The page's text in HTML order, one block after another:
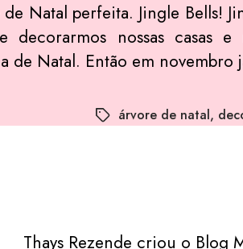
Natal perfeita. Jingle Bells!
decorarmos nossas casas
de Natal. Então em
árvore de natal,
Thays Rezende criou o Blog